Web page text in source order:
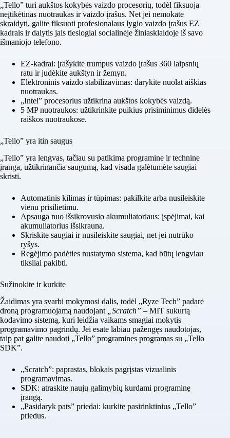
„Tello” turi aukštos kokybės vaizdo procesorių, todėl fiksuoja
neįtikėtinas nuotraukas ir vaizdo įrašus. Net jei nemokate
skraidyti, galite fiksuoti profesionalaus lygio vaizdo įrašus EZ
kadrais ir dalytis jais tiesiogiai socialinėje žiniasklaidoje iš savo
išmaniojo telefono.
EZ-kadrai: įrašykite trumpus vaizdo įrašus 360 laipsnių
ratu ir judėkite aukštyn ir žemyn.
Elektroninis vaizdo stabilizavimas: darykite nuolat aiškias
nuotraukas.
„Intel” procesorius užtikrina aukštos kokybės vaizdą.
5 MP nuotraukos: užtikrinkite puikius prisiminimus didelės
raiškos nuotraukose.
„Tello” yra itin saugus
„Tello” yra lengvas, tačiau su patikima programine ir technine
įranga, užtikrinančia saugumą, kad visada galėtumėte saugiai
skristi.
Automatinis kilimas ir tūpimas: pakilkite arba nusileiskite
vienu prisilietimu.
Apsauga nuo išsikrovusio akumuliatoriaus: įspėjimai, kai
akumuliatorius išsikrauna.
Skriskite saugiai ir nusileiskite saugiai, net jei nutrūko
ryšys.
Regėjimo padėties nustatymo sistema, kad būtų lengviau
tiksliai pakibti.
Sužinokite ir kurkite
Žaidimas yra svarbi mokymosi dalis, todėl „Ryze Tech” padarė
droną programuojamą naudojant
„Scratch” – MIT sukurtą
kodavimo sistemą, kuri leidžia vaikams smagiai mokytis
programavimo pagrindų. Jei esate labiau pažengęs naudotojas,
taip pat galite naudoti „Tello” programines programas su „Tello
SDK”.
„Scratch”: paprastas, blokais pagrįstas vizualinis
programavimas.
SDK: atraskite naujų galimybių kurdami programinę
įrangą.
„Pasidaryk pats” priedai: kurkite pasirinktinius „Tello”
priedus.